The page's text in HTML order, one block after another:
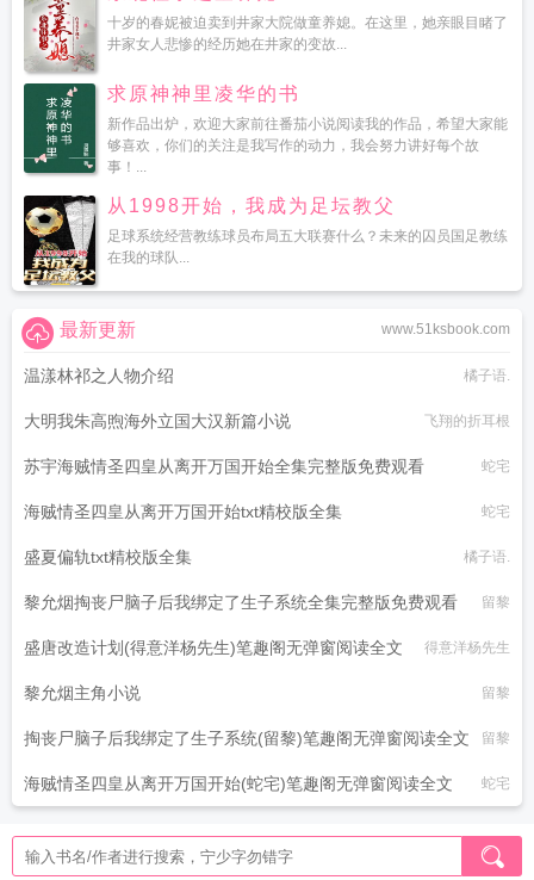
十岁的春妮被迫卖到井家大院做童养媳。在这里，她亲眼目睹了
井家女人悲惨的经历她在井家的变故...
求原神神里凌华的书
新作品出炉，欢迎大家前往番茄小说阅读我的作品，希望大家能
够喜欢，你们的关注是我写作的动力，我会努力讲好每个故
事！...
从1998开始，我成为足坛教父
足球系统经营教练球员布局五大联赛什么？未来的囚员国足教练
在我的球队...
www.51ksbook.com
最新更新
温漾林祁之人物介绍 橘子语.
大明我朱高煦海外立国大汉新篇小说 飞翔的折耳根
苏宇海贼情圣四皇从离开万国开始全集完整版免费观看 蛇宅
海贼情圣四皇从离开万国开始txt精校版全集 蛇宅
盛夏偏轨txt精校版全集 橘子语.
黎允烟掏丧尸脑子后我绑定了生子系统全集完整版免费观看 留黎
盛唐改造计划(得意洋杨先生)笔趣阁无弹窗阅读全文 得意洋杨先生
黎允烟主角小说 留黎
掏丧尸脑子后我绑定了生子系统(留黎)笔趣阁无弹窗阅读全文 留黎
海贼情圣四皇从离开万国开始(蛇宅)笔趣阁无弹窗阅读全文 蛇宅